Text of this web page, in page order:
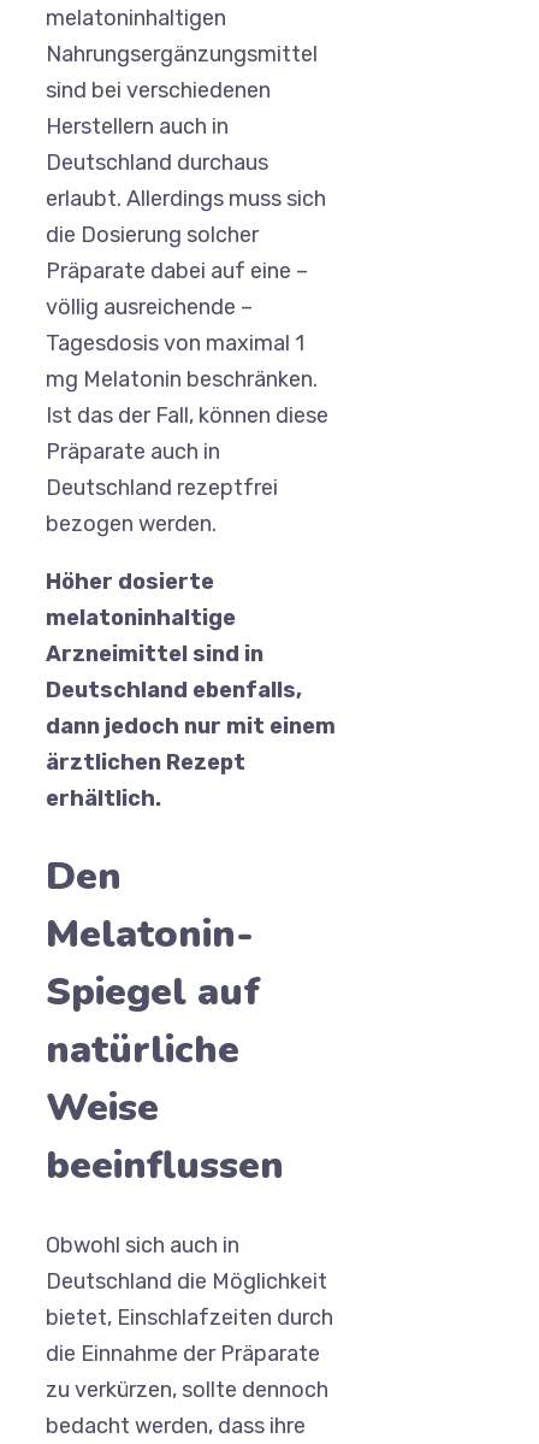
melatoninhaltigen
Nahrungsergänzungsmittel
sind bei verschiedenen
Herstellern auch in
Deutschland durchaus
erlaubt. Allerdings muss sich
die Dosierung solcher
Präparate dabei auf eine –
völlig ausreichende –
Tagesdosis von maximal 1
mg Melatonin beschränken.
Ist das der Fall, können diese
Präparate auch in
Deutschland rezeptfrei
bezogen werden.
Höher dosierte
melatoninhaltige
Arzneimittel sind in
Deutschland ebenfalls,
dann jedoch nur mit einem
ärztlichen Rezept
erhältlich.
Den
Melatonin-
Spiegel auf
natürliche
Weise
beeinflussen
Obwohl sich auch in
Deutschland die Möglichkeit
bietet, Einschlafzeiten durch
die Einnahme der Präparate
zu verkürzen, sollte dennoch
bedacht werden, dass ihre